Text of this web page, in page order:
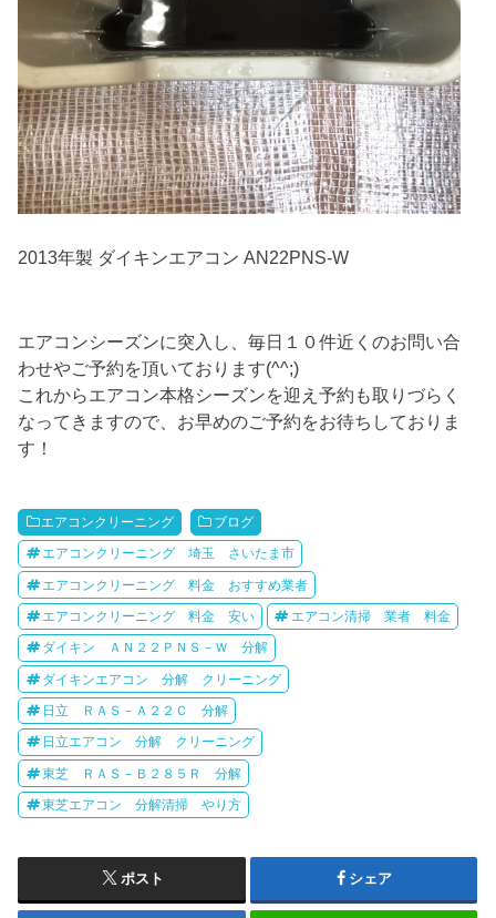
2013年製 ダイキンエアコン AN22PNS-W
エアコンシーズンに突入し、毎日１０件近くのお問い合
わせやご予約を頂いております(^^;)
これからエアコン本格シーズンを迎え予約も取りづらく
なってきますので、お早めのご予約をお待ちしておりま
す！
エアコンクリーニング ブログ
エアコンクリーニング 埼玉 さいたま市
エアコンクリーニング 料金 おすすめ業者
エアコンクリーニング 料金 安い エアコン清掃 業者 料金
ダイキン ＡＮ２２ＰＮＳ－Ｗ 分解
ダイキンエアコン 分解 クリーニング
日立 ＲＡＳ－Ａ２２Ｃ 分解
日立エアコン 分解 クリーニング
東芝 ＲＡＳ－Ｂ２８５Ｒ 分解
東芝エアコン 分解清掃 やり方
ポスト シェア